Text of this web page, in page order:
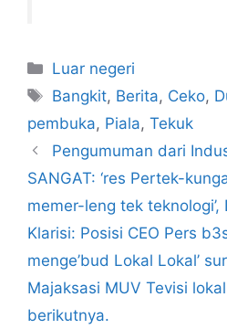
Kategori
Luar negeri
Tag
Bangkit, Berita, Ceko,
pembuka, Piala, Tekuk
Pengumuman dari
SANGAT: ‘res Pertek-
memer-leng tek
Klarisi: Posisi CEO Pers
menge’bud Lokal Lokal’
Majaksasi MUV Tevisi
berikutnya.